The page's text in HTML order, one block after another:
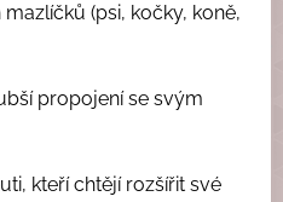
(psi, kočky, koně,
propojení se svým
kteří chtějí rozšířit své